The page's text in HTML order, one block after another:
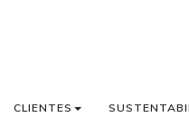
CLIENTES